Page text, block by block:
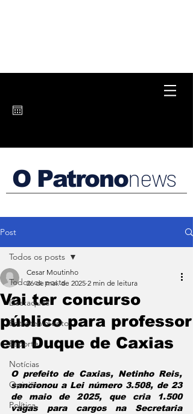
O Patrononews
Post
Todos os posts
Destaques
Entretenimento
Esporte
Notícias
Opinião
Política
Todos os posts
Vai ter concurso
público para professor
em Duque de Caxias
Cesar Moutinho
26 de mai. de 2025 2 min de leitura
O prefeito de Caxias, Netinho Reis,
sancionou a Lei número 3.508, de 23
de maio de 2025, que cria 1.500
vagas para cargos na Secretaria